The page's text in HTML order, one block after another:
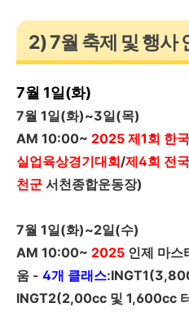
2) 7월 축제 및 행사
7월 1일(화)
7월 1일(화)~3일(목)
AM 10:00~ 2025 제1회 한
실업육상경기대회/제4회 전
천군 서천종합운동장)
7월 1일(화)~2일(수)
AM 10:00~ 2025 인제 마스
움 - 4개 클래스:INGT1(
INGT2(2,00cc 및 1,600cc